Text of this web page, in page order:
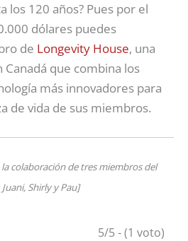
los 120 años? Pues por el
dólares puedes
de Longevity House, una
que combina los
más innovadores para
de vida de sus miembros.
colaboración de tres miembros del
Shirly y Pau]
5/5 - (1 voto)